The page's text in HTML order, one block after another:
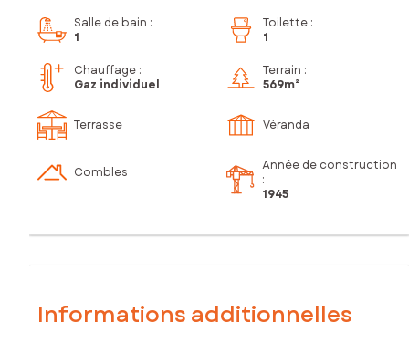
Salle de bain :
1
Toilette :
1
Chauffage :
Gaz individuel
Terrain :
569m²
Terrasse Véranda
Combles
Année de construction
:
1945
Informations additionnelles